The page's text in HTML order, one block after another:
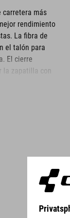
carretera más
rendimiento
La fibra de
el talón para
El cierre
la zapatilla con